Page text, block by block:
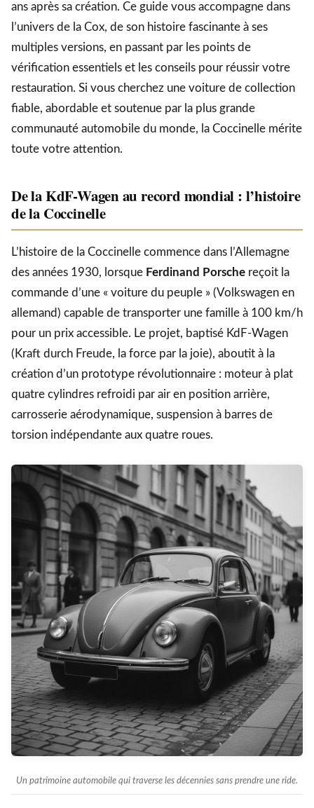
ans après sa création. Ce guide vous accompagne dans
l’univers de la Cox, de son histoire fascinante à ses
multiples versions, en passant par les points de
vérification essentiels et les conseils pour réussir votre
restauration. Si vous cherchez une voiture de collection
fiable, abordable et soutenue par la plus grande
communauté automobile du monde, la Coccinelle mérite
toute votre attention.
De la KdF-Wagen au record mondial : l’histoire
de la Coccinelle
L’histoire de la Coccinelle commence dans l’Allemagne
des années 1930, lorsque Ferdinand Porsche reçoit la
commande d’une « voiture du peuple » (Volkswagen en
allemand) capable de transporter une famille à 100 km/h
pour un prix accessible. Le projet, baptisé KdF-Wagen
(Kraft durch Freude, la force par la joie), aboutit à la
création d’un prototype révolutionnaire : moteur à plat
quatre cylindres refroidi par air en position arrière,
carrosserie aérodynamique, suspension à barres de
torsion indépendante aux quatre roues.
Un patrimoine automobile qui traverse les décennies sans prendre une ride.